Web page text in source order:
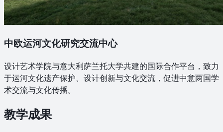
中欧运河文化研究交流中心
设计艺术学院与意大利萨兰托大学共建的国际合作平台，致力
于运河文化遗产保护、设计创新与文化交流，促进中意两国学
术交流与文化传播。
教学成果